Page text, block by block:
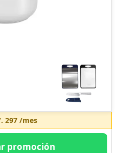
297/mes
promoción